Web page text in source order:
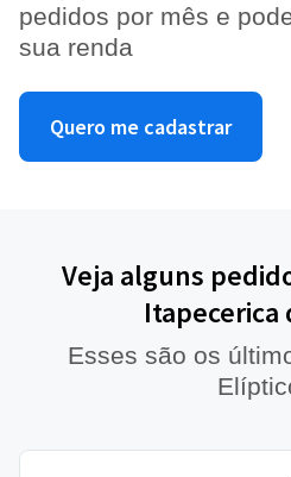
pedidos por mês e
sua renda
Quero me cadastrar
Veja alguns
Itapecerica
Esses são os